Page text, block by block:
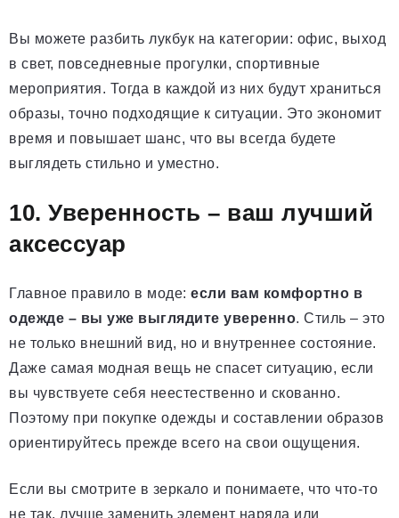
Вы можете разбить лукбук на категории: офис, выход
в свет, повседневные прогулки, спортивные
мероприятия. Тогда в каждой из них будут храниться
образы, точно подходящие к ситуации. Это экономит
время и повышает шанс, что вы всегда будете
выглядеть стильно и уместно.
10. Уверенность – ваш лучший
аксессуар
Главное правило в моде: если вам комфортно в
одежде – вы уже выглядите уверенно. Стиль – это
не только внешний вид, но и внутреннее состояние.
Даже самая модная вещь не спасет ситуацию, если
вы чувствуете себя неестественно и скованно.
Поэтому при покупке одежды и составлении образов
ориентируйтесь прежде всего на свои ощущения.
Если вы смотрите в зеркало и понимаете, что что-то
не так, лучше заменить элемент наряда или